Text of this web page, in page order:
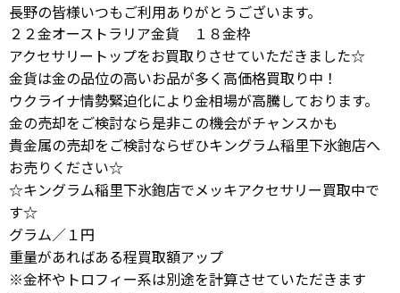
長野の皆様いつもご利用ありがとうございます。
２２金オーストラリア金貨 １８金枠
アクセサリートップをお買取りさせていただきました☆
金貨は金の品位の高いお品が多く高価格買取り中！
ウクライナ情勢緊迫化により金相場が高騰しております。
金の売却をご検討なら是非この機会がチャンスかも
貴金属の売却をご検討ならぜひキングラム稲里下氷鉋店へ
お売りください☆
☆キングラム稲里下氷鉋店でメッキアクセサリー買取中で
す☆
グラム／１円
重量があればある程買取額アップ
※金杯やトロフィー系は別途を計算させていただきます